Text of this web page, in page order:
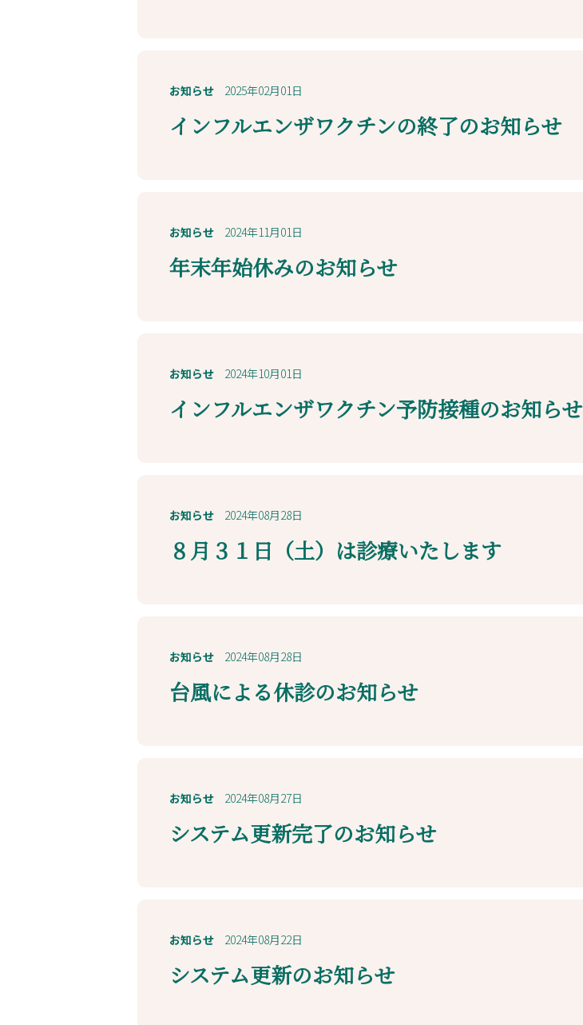
お知らせ 2025年02月01日
インフルエンザワクチンの終了のお知らせ
お知らせ 2024年11月01日
年末年始休みのお知らせ
お知らせ 2024年10月01日
インフルエンザワクチン予防接種のお知らせ
お知らせ 2024年08月28日
８月３１日（土）は診療いたします
お知らせ 2024年08月28日
台風による休診のお知らせ
お知らせ 2024年08月27日
システム更新完了のお知らせ
お知らせ 2024年08月22日
システム更新のお知らせ